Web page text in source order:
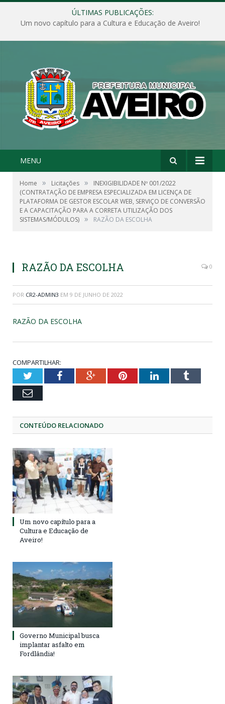
ÚLTIMAS PUBLICAÇÕES:
Um novo capítulo para a Cultura e Educação de Aveiro!
MENU
Home » Licitações »
INEXIGIBILIDADE Nº 001/2022
(CONTRATAÇÃO DE EMPRESA ESPECIALIZADA EM LICENÇA DE
PLATAFORMA DE GESTOR ESCOLAR WEB, SERVIÇO DE CONVERSÃO
E A CAPACITAÇÃO PARA A CORRETA UTILIZAÇÃO DOS
SISTEMAS/MÓDULOS) » RAZÃO DA ESCOLHA
RAZÃO DA ESCOLHA 0
POR CR2-ADMIN3 EM 9 DE JUNHO DE 2022
RAZÃO DA ESCOLHA
COMPARTILHAR:
TwitterFacebookGoogle+PinterestLinkedInTumblr
Email
CONTEÚDO RELACIONADO
Um novo capítulo para a
Cultura e Educação de
Aveiro!
Governo Municipal busca
implantar asfalto em
Fordlândia!